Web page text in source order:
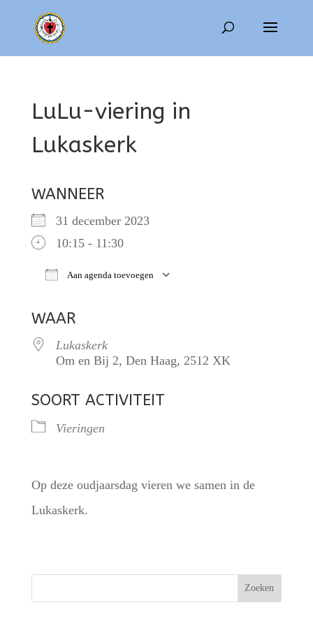
LuLu-viering in
Lukaskerk
WANNEER
31 december 2023
10:15 - 11:30
Aan agenda toevoegen
WAAR
Lukaskerk
Om en Bij 2, Den Haag, 2512 XK
SOORT ACTIVITEIT
Vieringen
Op deze oudjaarsdag vieren we samen in de
Lukaskerk.